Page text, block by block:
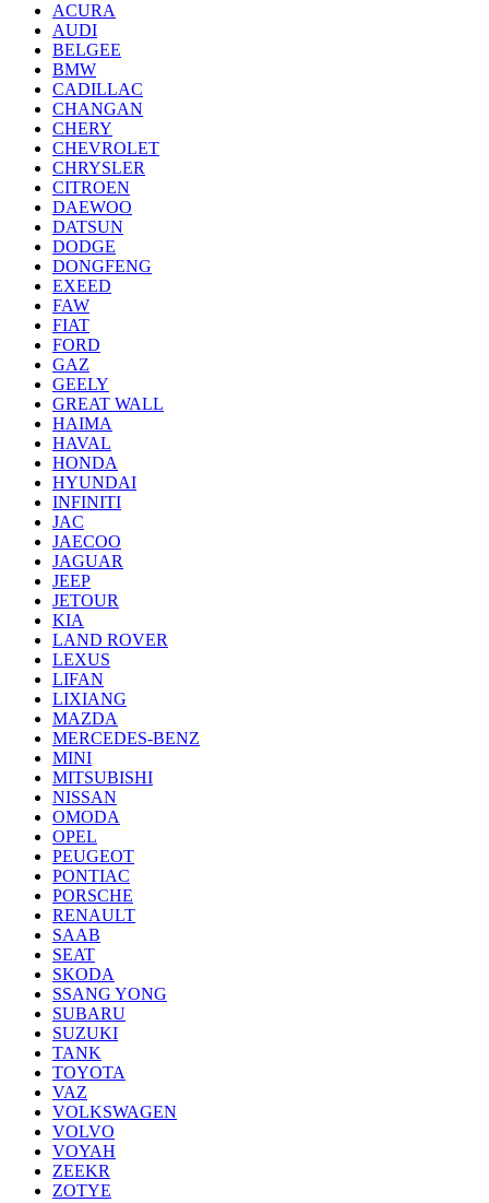
ACURA
AUDI
BELGEE
BMW
CADILLAC
CHANGAN
CHERY
CHEVROLET
CHRYSLER
CITROEN
DAEWOO
DATSUN
DODGE
DONGFENG
EXEED
FAW
FIAT
FORD
GAZ
GEELY
GREAT WALL
HAIMA
HAVAL
HONDA
HYUNDAI
INFINITI
JAC
JAECOO
JAGUAR
JEEP
JETOUR
KIA
LAND ROVER
LEXUS
LIFAN
LIXIANG
MAZDA
MERCEDES-BENZ
MINI
MITSUBISHI
NISSAN
OMODA
OPEL
PEUGEOT
PONTIAC
PORSCHE
RENAULT
SAAB
SEAT
SKODA
SSANG YONG
SUBARU
SUZUKI
TANK
TOYOTA
VAZ
VOLKSWAGEN
VOLVO
VOYAH
ZEEKR
ZOTYE